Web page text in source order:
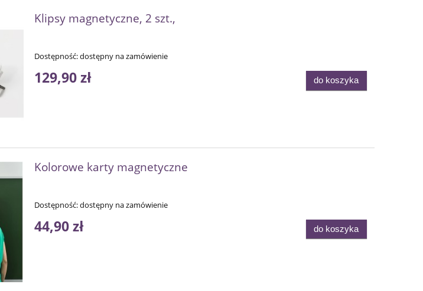
Klipsy magnetyczne, 2 szt.,
Dostępność:dostępny na zamówienie
129,90 zł do koszyka
Kolorowe karty magnetyczne
Dostępność:dostępny na zamówienie
44,90 zł do koszyka